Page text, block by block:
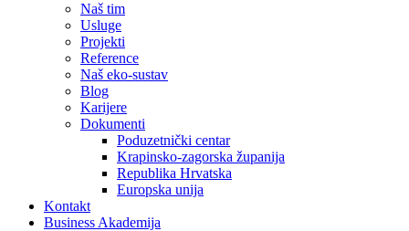
Naš tim
Usluge
Projekti
Reference
Naš eko-sustav
Blog
Karijere
Dokumenti
Poduzetnički centar
Krapinsko-zagorska županija
Republika Hrvatska
Europska unija
Kontakt
Business Akademija